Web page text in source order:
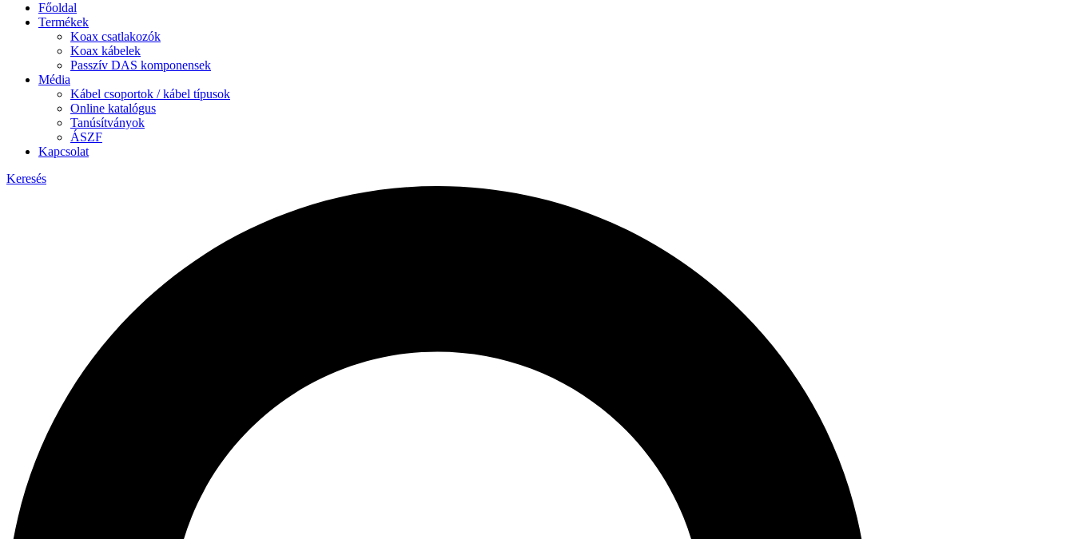
Főoldal
Termékek
Koax csatlakozók
Koax kábelek
Passzív DAS komponensek
Média
Kábel csoportok / kábel típusok
Online katalógus
Tanúsítványok
ÁSZF
Kapcsolat
Keresés